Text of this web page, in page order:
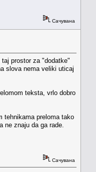
Сачувана
prostor za "dodatke"
slova nema veliki uticaj
teksta, vrlo dobro
tehnikama preloma tako
znaju da ga rade.
Сачувана